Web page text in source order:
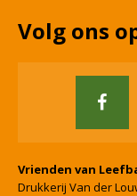
Volg ons
Vrienden van
Drukkerij Van der